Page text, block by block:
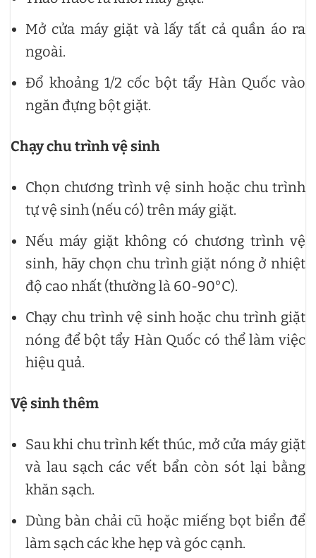
Mở cửa máy giặt và lấy tất cả quần áo ra
ngoài.
Đổ khoảng 1/2 cốc bột tẩy Hàn Quốc vào
ngăn đựng bột giặt.
Chạy chu trình vệ sinh
Chọn chương trình vệ sinh hoặc chu trình
tự vệ sinh (nếu có) trên máy giặt.
Nếu máy giặt không có chương trình vệ
sinh, hãy chọn chu trình giặt nóng ở nhiệt
độ cao nhất (thường là 60-90°C).
Chạy chu trình vệ sinh hoặc chu trình giặt
nóng để bột tẩy Hàn Quốc có thể làm việc
hiệu quả.
Vệ sinh thêm
Sau khi chu trình kết thúc, mở cửa máy giặt
và lau sạch các vết bẩn còn sót lại bằng
khăn sạch.
Dùng bàn chải cũ hoặc miếng bọt biển để
làm sạch các khe hẹp và góc cạnh.